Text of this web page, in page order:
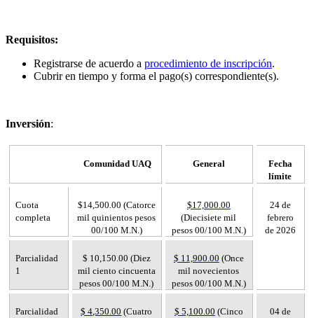
Requisitos:
Registrarse de acuerdo a procedimiento de inscripción.
Cubrir en tiempo y forma el pago(s) correspondiente(s).
Inversión:
Comunidad UAQ General
Fecha
límite
Cuota
completa
$14,500.00 (Catorce
mil quinientos pesos
00/100 M.N.)
$17,000.00
(Diecisiete mil
pesos 00/100 M.N.)
24 de
febrero
de 2026
Parcialidad
1
$ 10,150.00 (Diez
mil ciento cincuenta
pesos 00/100 M.N.)
$ 11,900.00 (Once
mil novecientos
pesos 00/100 M.N.)
Parcialidad
$ 4,350.00 (Cuatro
$ 5,100.00 (Cinco
04 de